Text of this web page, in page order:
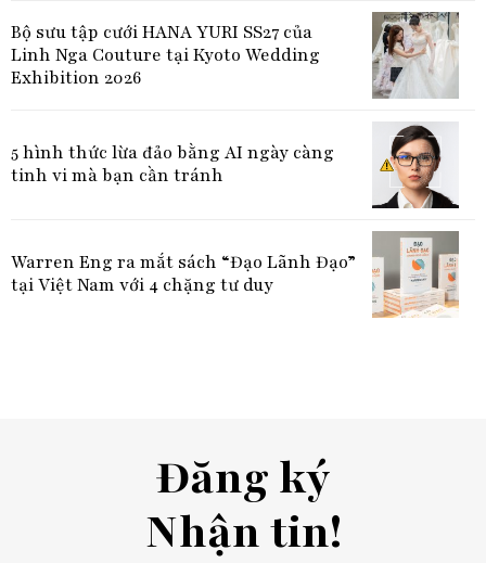
Bộ sưu tập cưới HANA YURI SS27 của
Linh Nga Couture tại Kyoto Wedding
Exhibition 2026
5 hình thức lừa đảo bằng AI ngày càng
tinh vi mà bạn cần tránh
Warren Eng ra mắt sách “Đạo Lãnh Đạo”
tại Việt Nam với 4 chặng tư duy
Đăng ký
Nhận tin!